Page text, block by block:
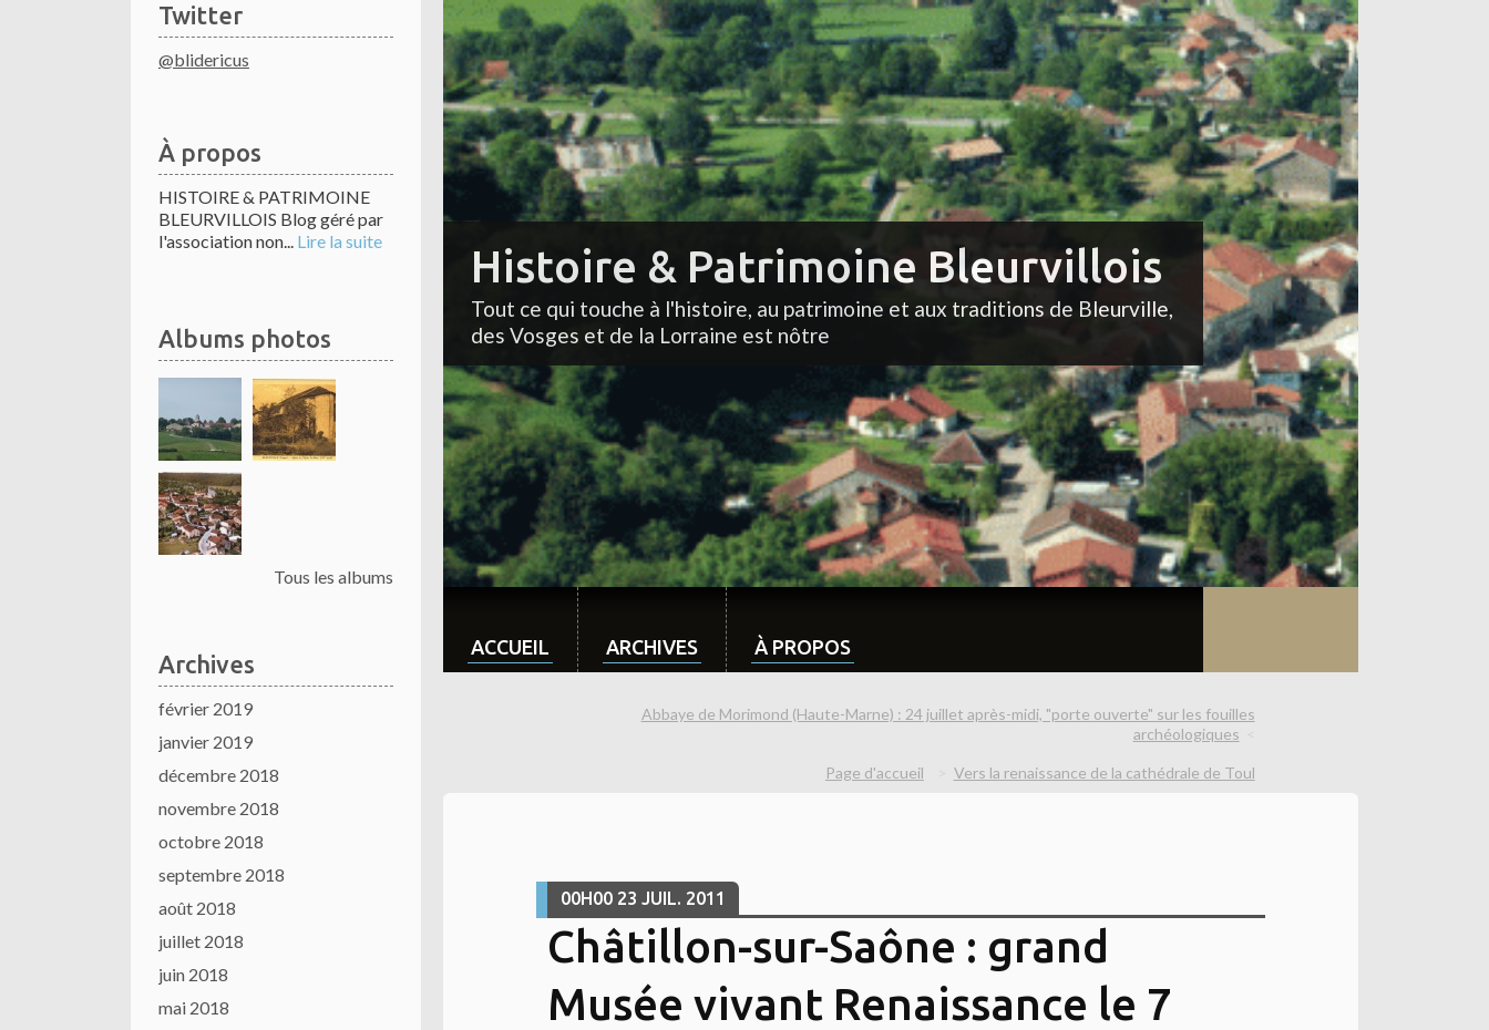
Twitter
@blidericus
À propos
HISTOIRE & PATRIMOINE
BLEURVILLOIS Blog géré par
l'association non... Lire la suite
Albums photos
Tous les albums
Archives
février 2019
janvier 2019
décembre 2018
novembre 2018
octobre 2018
septembre 2018
août 2018
juillet 2018
juin 2018
mai 2018
Histoire & Patrimoine Bleurvillois
Tout ce qui touche à l'histoire, au patrimoine et aux traditions de Bleurville,
des Vosges et de la Lorraine est nôtre
ACCUEIL ARCHIVES À PROPOS
Abbaye de Morimond (Haute-Marne) : 24 juillet après-midi, "porte ouverte" sur les fouilles
archéologiques
Page d'accueil Vers la renaissance de la cathédrale de Toul
00H00 23 JUIL. 2011
Châtillon-sur-Saône : grand
Musée vivant Renaissance le 7